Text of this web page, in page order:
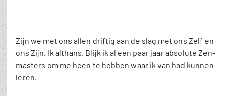
Zijn we met ons allen driftig aan de slag met ons Zelf en
ons Zijn. Ik althans. Blijk ik al een paar jaar absolute Zen-
masters om me heen te hebben waar ik van had kunnen
leren.